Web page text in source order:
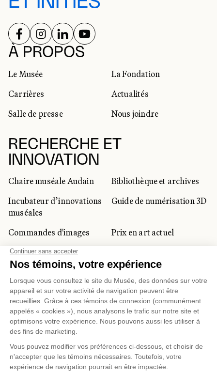
À PROPOS
Le Musée
La Fondation
Carrières
Actualités
Salle de presse
Nous joindre
RECHERCHE ET
INNOVATION
Chaire muséale Audain
Bibliothèque et archives
Incubateur d’innovations
muséales
Guide de numérisation 3D
Commandes d'images
Prix en art actuel
Prix Lynne-Cohen
CLIENTÈLE CORPORATIVE
ET PRIVÉE
Location d'espaces
Activités corporatives
professionnels du
tourisme
RÉSEAUX SOCIAUX
SUIVEZ-NOUS SUR
SUIVEZ-NOUS SUR
SUIVEZ-NOUS SUR
SUIVEZ-NOUS SUR